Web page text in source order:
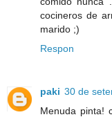
cocineros de
marido ;)
Respon
paki 30 de
Menuda pinta!